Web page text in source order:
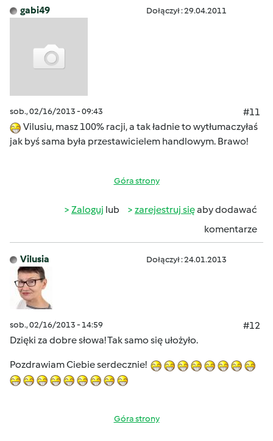
gabi49 Dołączył : 29.04.2011
sob., 02/16/2013 - 09:43
#11
Vilusiu, masz 100% racji, a tak ładnie to wytłumaczyłaś
jak byś sama była przestawicielem handlowym. Brawo!
Góra strony
Zaloguj lub zarejestruj sięaby dodawać
komentarze
Vilusia Dołączył : 24.01.2013
sob., 02/16/2013 - 14:59
#12
Dzięki za dobre słowa! Tak samo się ułożyło.
Pozdrawiam Ciebie serdecznie!
Góra strony